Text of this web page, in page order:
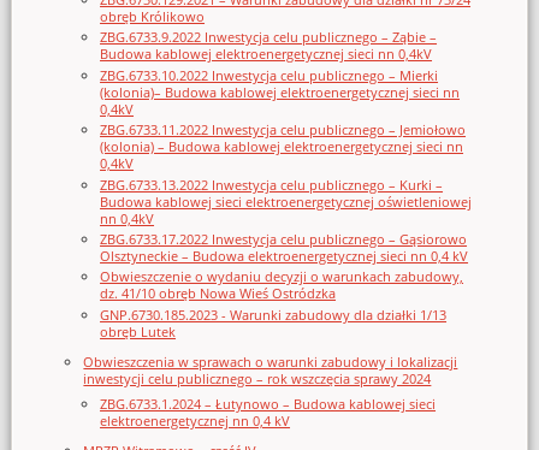
obręb Królikowo
ZBG.6733.9.2022 Inwestycja celu publicznego – Ząbie –
Budowa kablowej elektroenergetycznej sieci nn 0,4kV
ZBG.6733.10.2022 Inwestycja celu publicznego – Mierki
(kolonia)– Budowa kablowej elektroenergetycznej sieci nn
0,4kV
ZBG.6733.11.2022 Inwestycja celu publicznego – Jemiołowo
(kolonia) – Budowa kablowej elektroenergetycznej sieci nn
0,4kV
ZBG.6733.13.2022 Inwestycja celu publicznego – Kurki –
Budowa kablowej sieci elektroenergetycznej oświetleniowej
nn 0,4kV
ZBG.6733.17.2022 Inwestycja celu publicznego – Gąsiorowo
Olsztyneckie – Budowa elektroenergetycznej sieci nn 0,4 kV
Obwieszczenie o wydaniu decyzji o warunkach zabudowy,
dz. 41/10 obręb Nowa Wieś Ostródzka
GNP.6730.185.2023 - Warunki zabudowy dla działki 1/13
obręb Lutek
Obwieszczenia w sprawach o warunki zabudowy i lokalizacji
inwestycji celu publicznego – rok wszczęcia sprawy 2024
ZBG.6733.1.2024 – Łutynowo – Budowa kablowej sieci
elektroenergetycznej nn 0,4 kV